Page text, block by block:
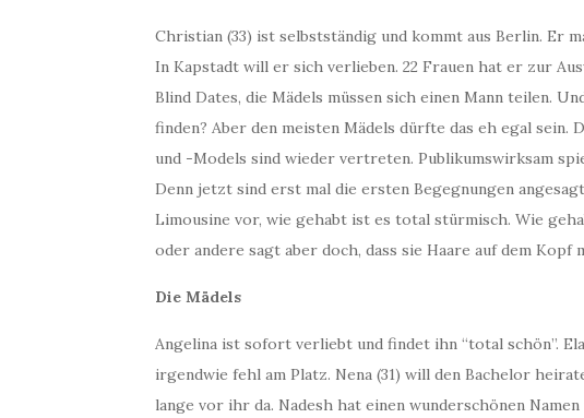
Christian (33) ist selbstständig und kommt aus Berlin. Er
In Kapstadt will er sich verlieben. 22 Frauen hat er zur
Blind Dates, die Mädels müssen sich einen Mann teilen.
finden? Aber den meisten Mädels dürfte das eh egal
und -Models sind wieder vertreten. Publikumswirksam
Denn jetzt sind erst mal die ersten Begegnungen
Limousine vor, wie gehabt ist es total stürmisch. Wie
oder andere sagt aber doch, dass sie Haare auf dem Kopf
Die Mädels
Angelina ist sofort verliebt und findet ihn “total schön”.
irgendwie fehl am Platz. Nena (31) will den Bachelor
lange vor ihr da. Nadesh hat einen wunderschönen